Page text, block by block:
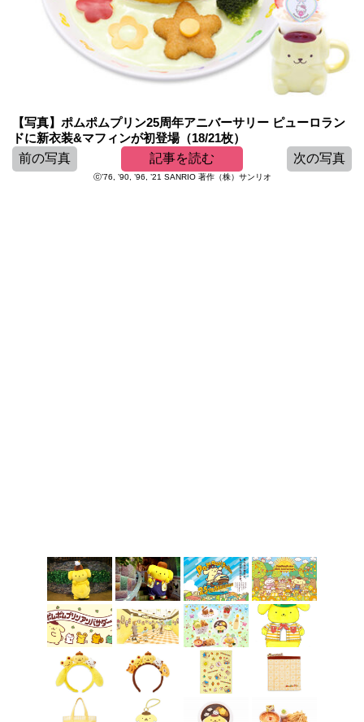
【写真】ポムポムプリン25周年アニバーサリー ピューロラン
ドに新衣装&マフィンが初登場（18/21枚）
前の写真
記事を読む 次の写真
ⓒ’76, ’90, ’96, ’21 SANRIO 著作（株）サンリオ